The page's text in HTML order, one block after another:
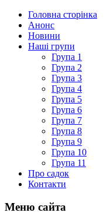
Головна сторінка
Анонс
Новини
Наші групи
Група 1
Група 2
Група 3
Група 4
Група 5
Група 6
Група 7
Група 8
Група 9
Група 10
Група 11
Про садок
Контакти
Меню сайта